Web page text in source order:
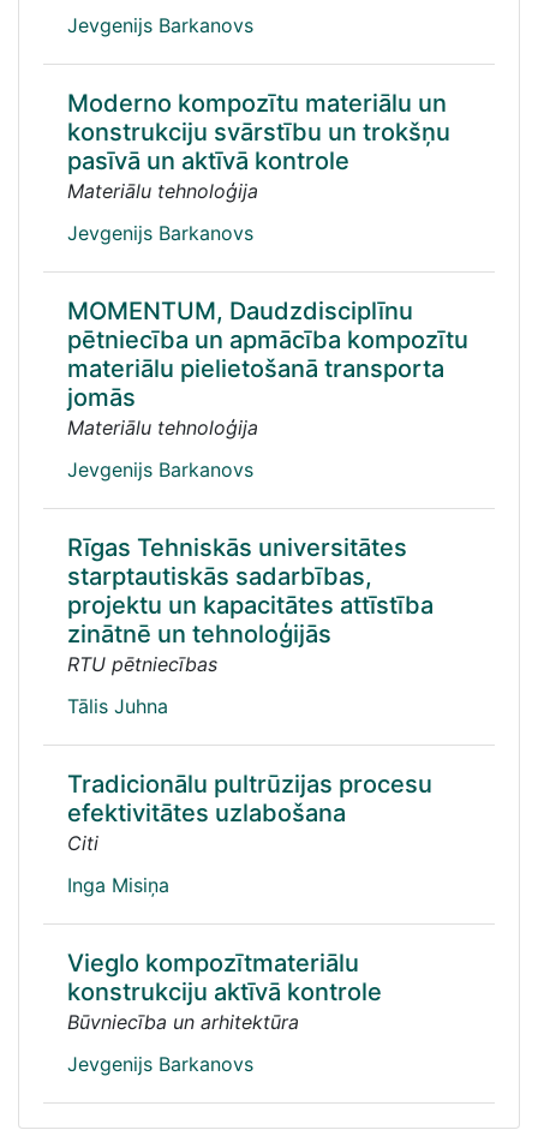
Jevgenijs Barkanovs
Moderno kompozītu materiālu un
konstrukciju svārstību un trokšņu
pasīvā un aktīvā kontrole
Materiālu tehnoloģija
Jevgenijs Barkanovs
MOMENTUM, Daudzdisciplīnu
pētniecība un apmācība kompozītu
materiālu pielietošanā transporta
jomās
Materiālu tehnoloģija
Jevgenijs Barkanovs
Rīgas Tehniskās universitātes
starptautiskās sadarbības,
projektu un kapacitātes attīstība
zinātnē un tehnoloģijās
RTU pētniecības
Tālis Juhna
Tradicionālu pultrūzijas procesu
efektivitātes uzlabošana
Citi
Inga Misiņa
Vieglo kompozītmateriālu
konstrukciju aktīvā kontrole
Būvniecība un arhitektūra
Jevgenijs Barkanovs